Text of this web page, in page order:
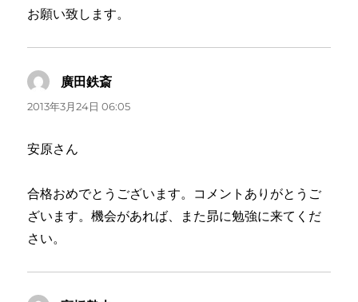
お願い致します。
廣田鉄斎
り:
2013年3月24日 06:05
安原さん
合格おめでとうございます。コメントありがとうご
ざいます。機会があれば、また昴に勉強に来てくだ
さい。